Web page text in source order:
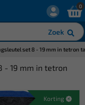
Zoek
0
set 8 - 19 mm in tetron
- 19 mm in tetron
Korting